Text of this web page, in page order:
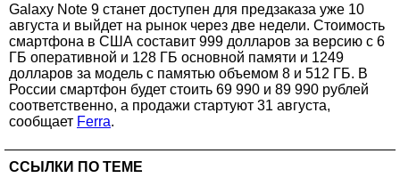
Galaxy Note 9 станет доступен для предзаказа уже 10
августа и выйдет на рынок через две недели. Стоимость
смартфона в США составит 999 долларов за версию с 6
ГБ оперативной и 128 ГБ основной памяти и 1249
долларов за модель с памятью объемом 8 и 512 ГБ. В
России смартфон будет стоить 69 990 и 89 990 рублей
соответственно, а продажи стартуют 31 августа,
сообщает Ferra.
ССЫЛКИ ПО ТЕМЕ